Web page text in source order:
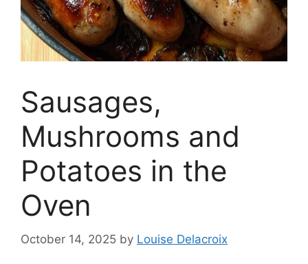
Sausages,
Mushrooms and
Potatoes in the
Oven
October 14, 2025 by Louise Delacroix